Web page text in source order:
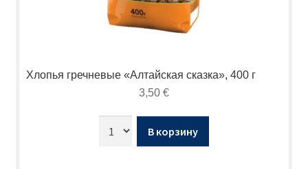
Хлопья гречневые «Алтайская сказка», 400 г
3,50 €
В корзину